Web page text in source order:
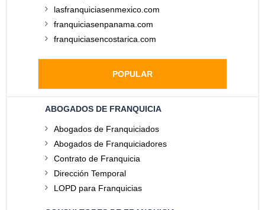
lasfranquiciasenmexico.com
franquiciasenpanama.com
franquiciasencostarica.com
POPULAR
ABOGADOS DE FRANQUICIA
Abogados de Franquiciados
Abogados de Franquiciadores
Contrato de Franquicia
Dirección Temporal
LOPD para Franquicias